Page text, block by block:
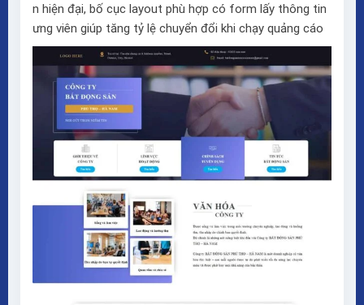
n hiện đại, bố cục layout phù hợp có form lấy thông tin
ưng viên giúp tăng tỷ lệ chuyển đổi khi chạy quảng cáo